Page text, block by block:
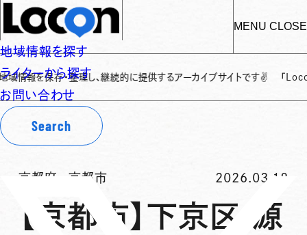
MENU CLOSE
地域情報を探す
ライターから探す
お問い合わせ
Search
存・整理し、継続的に提供するアーカイブサイトです✌ 「Locon（ロコン
京都府 -京都市 2026.03.18
【京都市】下京区 源